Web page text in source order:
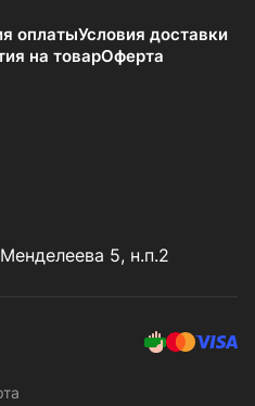
оплатыУсловия доставки
на товарОферта
5, н.п.2